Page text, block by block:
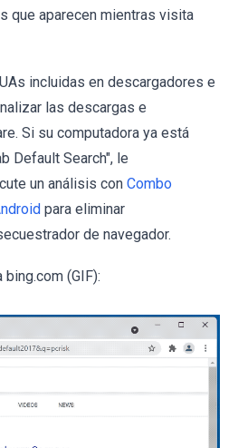
que aparecen mientras visita
incluidas en descargadores e
las descargas e
Si su computadora ya está
Default Search", le
un análisis con Combo
para eliminar
de navegador.
(GIF):